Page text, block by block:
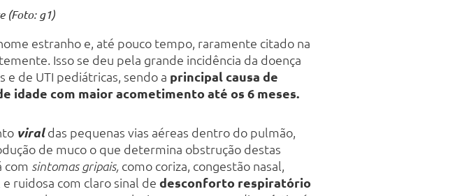
(Foto: g1)
estranho e, até pouco tempo, raramente citado na
Isso se deu pela grande incidência da doença
de UTI pediátricas, sendo a principal causa de
idade com maior acometimento até os 6 meses.
viraldas pequenas vias aéreas dentro do pulmão,
de muco o que determina obstrução destas
com sintomas gripais, como coriza, congestão nasal,
ruidosa com claro sinal de desconforto respiratório